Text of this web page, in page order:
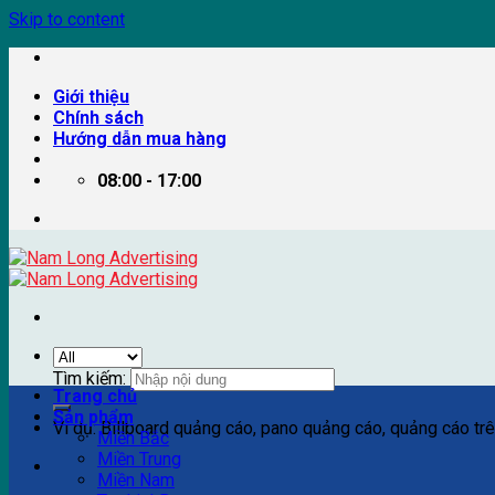
Skip to content
Giới thiệu
Chính sách
Hướng dẫn mua hàng
08:00 - 17:00
Tìm kiếm:
Ví dụ: Billboard quảng cáo, pano quảng cáo, quảng cáo
Trang chủ
Sản phẩm
Miền Bắc
Miền Trung
Miền Nam